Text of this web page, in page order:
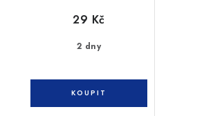
2 dny
29 Kč